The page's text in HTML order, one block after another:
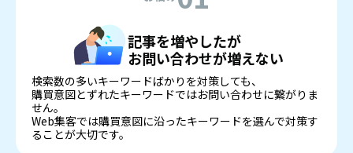
記事を増やしたが
お問い合わせが増えない
検索数の多いキーワードばかりを対策しても、
購買意図とずれたキーワードではお問い合わせに繋がりま
せん。
Web集客では購買意図に沿ったキーワードを選んで対策す
ることが大切です。